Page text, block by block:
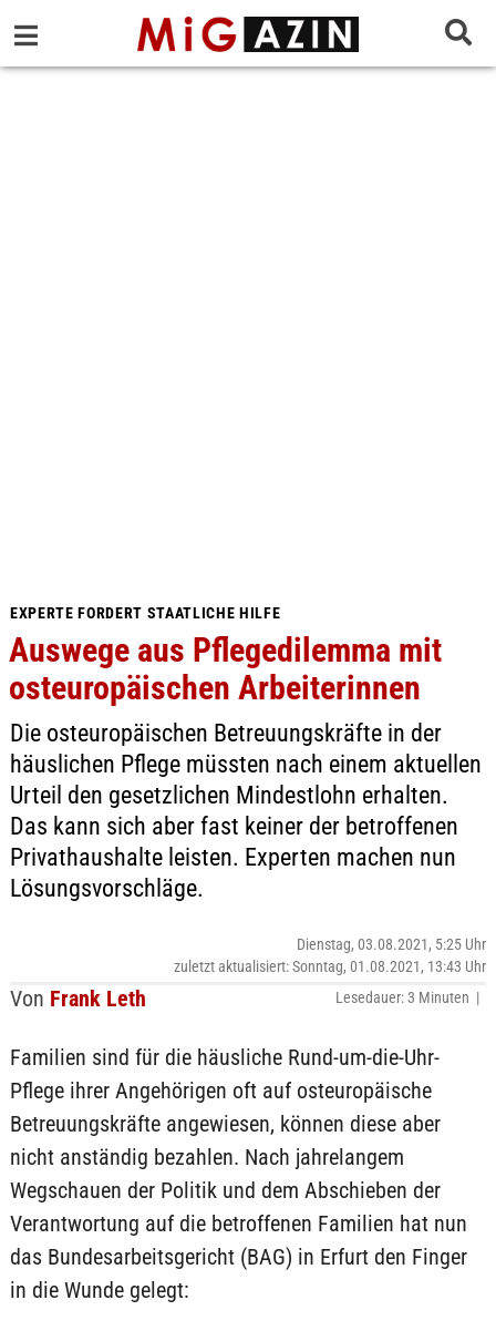
EXPERTE FORDERT STAATLICHE HILFE
Auswege aus Pflegedilemma mit
osteuropäischen Arbeiterinnen
Die osteuropäischen Betreuungskräfte in der
häuslichen Pflege müssten nach einem aktuellen
Urteil den gesetzlichen Mindestlohn erhalten.
Das kann sich aber fast keiner der betroffenen
Privathaushalte leisten. Experten machen nun
Lösungsvorschläge.
Von Frank Leth
Dienstag, 03.08.2021, 5:25 Uhr
zuletzt aktualisiert: Sonntag, 01.08.2021, 13:43 Uhr
Lesedauer: 3 Minuten |
Familien sind für die häusliche Rund-um-die-Uhr-
Pflege ihrer Angehörigen oft auf osteuropäische
Betreuungskräfte angewiesen, können diese aber
nicht anständig bezahlen. Nach jahrelangem
Wegschauen der Politik und dem Abschieben der
Verantwortung auf die betroffenen Familien hat nun
das Bundesarbeitsgericht (BAG) in Erfurt den Finger
in die Wunde gelegt: